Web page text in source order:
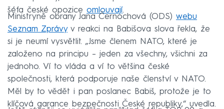
šéfa české opozice omlouvají.
Ministryně obrany Jana Černochová (ODS) webu
Seznam Zprávyv reakci na Babišova slova řekla, že
si je neumí vysvětlit. „Jsme členem NATO, které je
založeno na principu – jeden za všechny, všichni za
jednoho. Ví to vláda a ví to většina české
společnosti, která podporuje naše členství v NATO.
Měl by to vědět i pan poslanec Babiš, protože je to
klíčová garance bezpečnosti České republiky,“ uvedla.